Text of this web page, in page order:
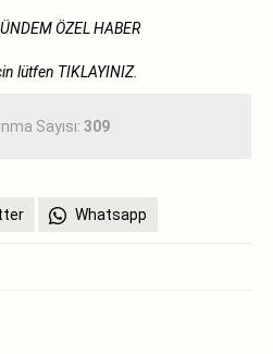
ÖZEL HABER
lütfen TIKLAYINIZ.
Sayısı: 309
Whatsapp